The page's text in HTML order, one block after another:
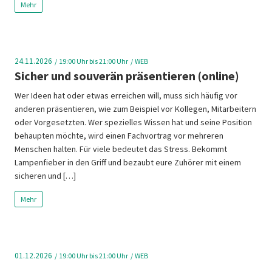
Mehr
24.11.2026 19:00Uhr bis 21:00 Uhr WEB
Sicher und souverän präsentieren (online)
Wer Ideen hat oder etwas erreichen will, muss sich häufig vor
anderen präsentieren, wie zum Beispiel vor Kollegen, Mitarbeitern
oder Vorgesetzten. Wer spezielles Wissen hat und seine Position
behaupten möchte, wird einen Fachvortrag vor mehreren
Menschen halten. Für viele bedeutet das Stress. Bekommt
Lampenfieber in den Griff und bezaubt eure Zuhörer mit einem
sicheren und […]
Mehr
01.12.2026 19:00Uhr bis 21:00 Uhr WEB